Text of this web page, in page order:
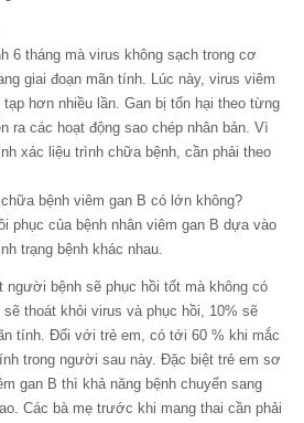
6 tháng mà virus không sạch trong cơ
giai đoạn mãn tính. Lúc này, virus viêm
hơn nhiều lần. Gan bị tổn hại theo từng
ra các hoạt động sao chép nhân bản. Vì
xác liệu trình chữa bệnh, cần phải theo
bệnh viêm gan B có lớn không?
phục của bệnh nhân viêm gan B dựa vào
trạng bệnh khác nhau.
bệnh sẽ phục hồi tốt mà không có
thoát khỏi virus và phục hồi, 10% sẽ
tính. Đối với trẻ em, có tới 60 % khi mắc
trong người sau này. Đặc biệt trẻ em sơ
gan B thì khả năng bệnh chuyển sang
Các bà mẹ trước khi mang thai cần phải